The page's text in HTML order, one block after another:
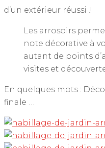
d’un extérieur réussi !
Les arrosoirs
note décorative à
autant de points
visites et
En quelques mots :
finale …